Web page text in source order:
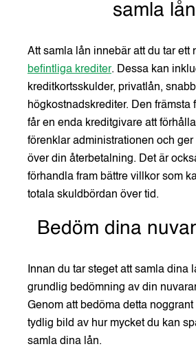
samla lån
Att samla lån innebär att du tar ett
befintliga krediter. Dessa kan
kreditkortsskulder, privatlån,
högkostnadskrediter. Den främsta
får en enda kreditgivare att
förenklar administrationen och
över din återbetalning. Det är
förhandla fram bättre villkor som
totala skuldbördan över tid.
Bedöm dina
Innan du tar steget att samla dina
grundlig bedömning av din
Genom att bedöma detta noggrant
tydlig bild av hur mycket du kan
samla dina lån.